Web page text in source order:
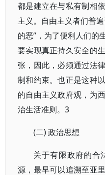
都是建立在与私有制相
主义。自由主义者们普
的恶”，为了便利人们的
要实现真正持久安全的
张，因此，必须通过法
制和约束。也正是这种
的自由主义政府观，为
治生活准则。3
(二) 政治思想
关于有限政府的合
源，最早可以追溯至亚